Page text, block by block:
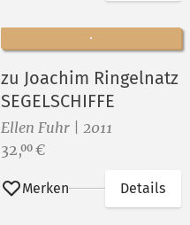
zu Joachim Ringelnatz
SEGELSCHIFFE
Ellen Fuhr | 2011
Preis:
32,00 €
Merken Details